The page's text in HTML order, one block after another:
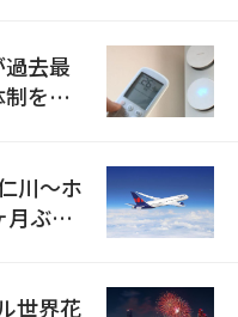
去最
を点
川〜ホ
ぶり
世界花